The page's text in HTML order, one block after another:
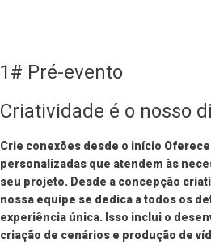
1# Pré-evento
Criatividade é o nosso
Crie conexões desde o início
personalizadas que atendem às
seu projeto. Desde a concepção
nossa equipe se dedica a todos os
experiência única. Isso inclui o
criação de cenários e produção de